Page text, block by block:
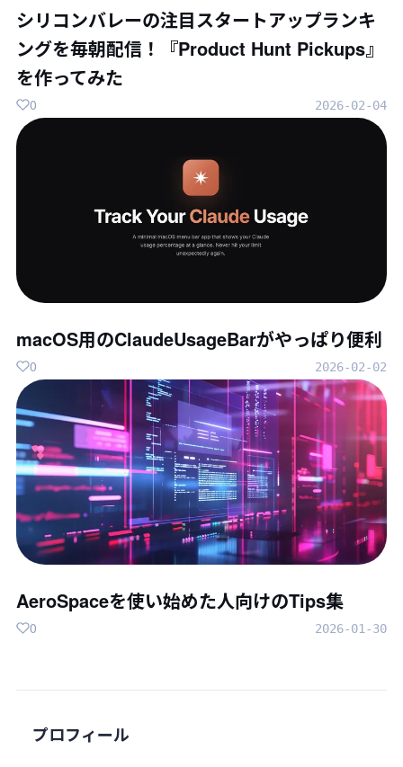
シリコンバレーの注目スタートアップランキ
ングを毎朝配信！『Product Hunt Pickups』
を作ってみた
2026-02-04
0
macOS用のClaudeUsageBarがやっぱり便利
2026-02-02
0
AeroSpaceを使い始めた人向けのTips集
2026-01-30
0
プロフィール